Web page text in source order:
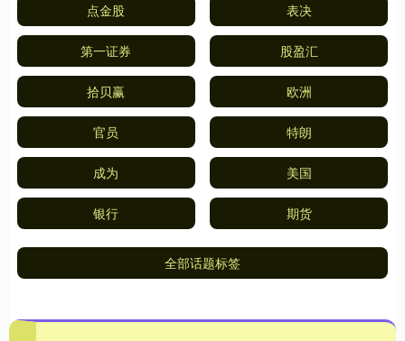
点金股 表决
第一证券 股盈汇
拾贝赢 欧洲
官员 特朗
成为 美国
银行 期货
全部话题标签